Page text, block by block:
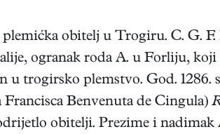
plemićka obitelj u Trogiru. C. G.
ogranak roda A. u Forliju, koji
trogirsko plemstvo. God. 1286.
Benvenuta de Cingula)
obitelji. Prezime i nadimak